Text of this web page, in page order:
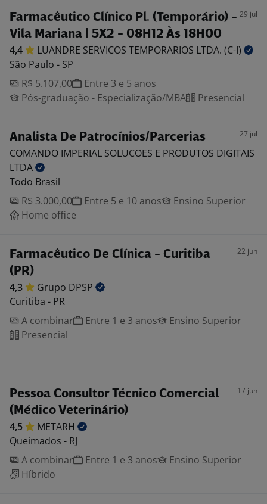
Farmacêutico Clínico Pl. (Temporário) -
Vila Mariana | 5X2 - 08H12 Às 18H00
29 jul
4,4 LUANDRE SERVICOS TEMPORARIOS LTDA. (C-I)
São Paulo - SP
R$ 5.107,00
Entre 3 e 5 anos
Pós-graduação - Especialização/MBA
Presencial
Analista De Patrocínios/Parcerias 27 jul
COMANDO IMPERIAL SOLUCOES E PRODUTOS DIGITAIS
LTDA
Todo Brasil
R$ 3.000,00
Entre 5 e 10 anos
Ensino Superior
Home office
Farmacêutico De Clínica - Curitiba
(PR)
22 jun
4,3 Grupo DPSP
Curitiba - PR
A combinar
Entre 1 e 3 anos
Ensino Superior
Presencial
Pessoa Consultor Técnico Comercial
(Médico Veterinário)
17 jun
4,5
METARH
Queimados - RJ
A combinar
Entre 1 e 3 anos
Ensino Superior
Híbrido